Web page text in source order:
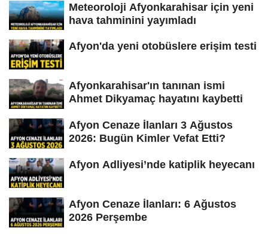
Meteoroloji Afyonkarahisar için yeni
hava tahminini yayımladı
Afyon'da yeni otobüslere erişim testi
Afyonkarahisar'ın tanınan ismi
Ahmet Dikyamaç hayatını kaybetti
Afyon Cenaze İlanları 3 Ağustos
2026: Bugün Kimler Vefat Etti?
Afyon Adliyesi’nde katiplik heyecanı
Afyon Cenaze İlanları: 6 Ağustos
2026 Perşembe